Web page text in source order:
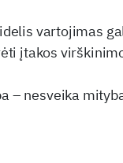
vartojimas
įtakos
– nesveika